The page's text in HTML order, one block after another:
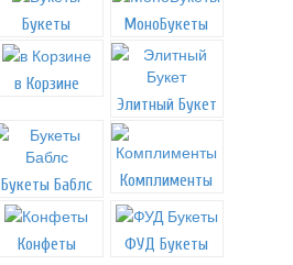
Букеты МоноБукеты
в Корзине
Элитный Букет
Букеты Баблс Комплименты
Конфеты ФУД Букеты